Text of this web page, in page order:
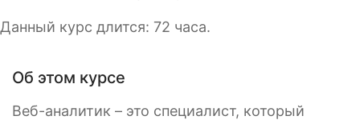
Данный курс длится: 72 часа.
Об этом курсе
Веб-аналитик – это специалист, который